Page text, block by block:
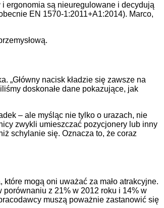
ergonomia są nieuregulowane i decydują
EN 1570-1:2011+A1:2014). Marco,
„Główny nacisk kładzie się zawsze na
doskonałe dane pokazujące, jak
– ale myśląc nie tylko o urazach, nie
zwykli umieszczać pozycjonery lub inny
schylanie się. Oznacza to, że coraz
mogą oni uważać za mało atrakcyjne.
porównaniu z 21% w 2012 roku i 14% w
muszą poważnie zastanowić się